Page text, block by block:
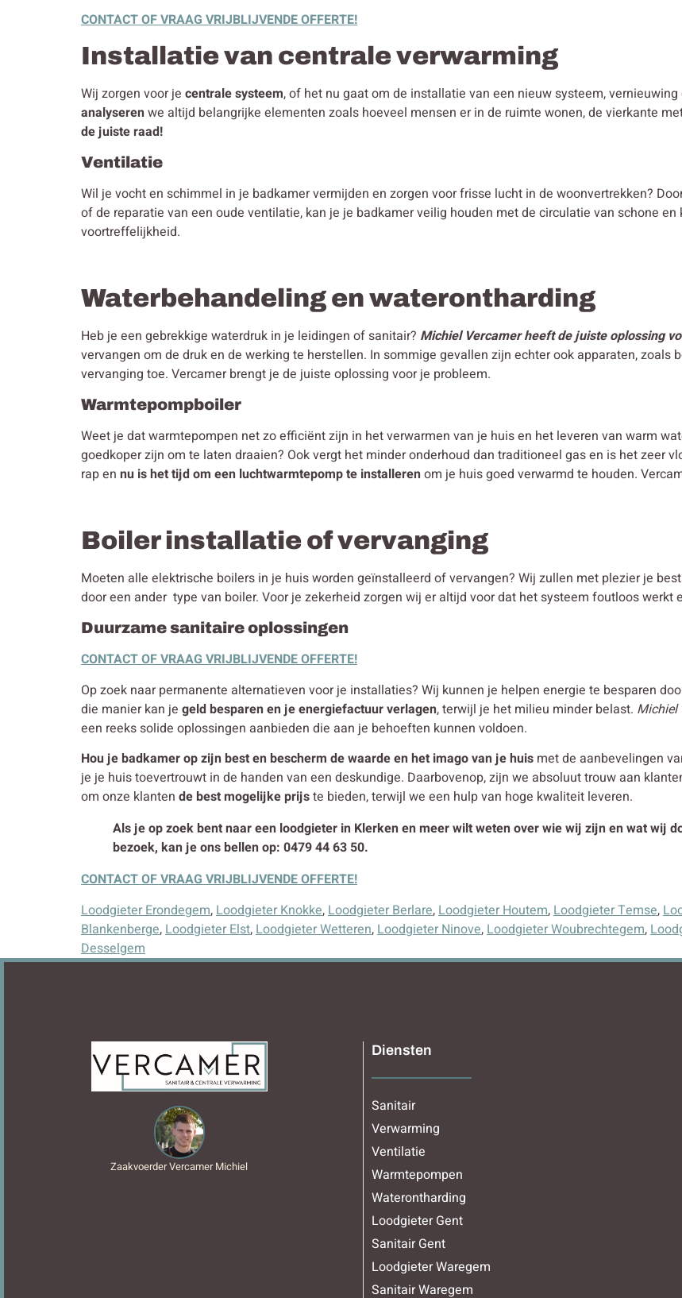
CONTACT OF VRAAG VRIJBLIJVENDE OFFERTE!
Installatie van centrale verwarming
Wij zorgen voor je centrale systeem, of het nu gaat om de installatie van een nieuw systeem,
analyserenwe altijd belangrijke elementen zoals hoeveel mensen er in de ruimte wonen, de vierkante
de juiste raad!
Ventilatie
Wil je vocht en schimmel in je badkamer vermijden en zorgen voor frisse lucht in de woonvertrekken?
of de reparatie van een oude ventilatie, kan je je badkamer veilig houden met de circulatie van schone
voortreffelijkheid.
Waterbehandeling en waterontharding
Heb je een gebrekkige waterdruk in je leidingen of sanitair? Michiel Vercamer heeft de juiste oplossing
vervangen om de druk en de werking te herstellen. In sommige gevallen zijn echter ook apparaten, zoals
vervanging toe. Vercamer brengt je de juiste oplossing voor je probleem.
Warmtepompboiler
Weet je dat warmtepompen net zo efficiënt zijn in het verwarmen van je huis en het leveren van warm
goedkoper zijn om te laten draaien? Ook vergt het minder onderhoud dan traditioneel gas en is het zeer
rap en nu is het tijd om een luchtwarmtepomp te installerenom je huis goed verwarmd te houden.
Boiler installatie of vervanging
Moeten alle elektrische boilers in je huis worden geïnstalleerd of vervangen? Wij zullen met plezier je
door een ander type van boiler. Voor je zekerheid zorgen wij er altijd voor dat het systeem foutloos
Duurzame sanitaire oplossingen
CONTACT OF VRAAG VRIJBLIJVENDE OFFERTE!
Op zoek naar permanente alternatieven voor je installaties? Wij kunnen je helpen energie te besparen
die manier kan je geld besparen en je energiefactuur verlagen, terwijl je het milieu minder belast. Michiel
een reeks solide oplossingen aanbieden die aan je behoeften kunnen voldoen.
Hou je badkamer op zijn best en bescherm de waarde en het imago van je huis met de aanbevelingen
je je huis toevertrouwt in de handen van een deskundige. Daarbovenop, zijn we absoluut trouw aan
om onze klanten de best mogelijke prijste bieden, terwijl we een hulp van hoge kwaliteit leveren.
Als je op zoek bent naar een loodgieter in Klerken en meer wilt weten over wie wij zijn en wat wij
bezoek, kan je ons bellen op: 0479 44 63 50.
CONTACT OF VRAAG VRIJBLIJVENDE OFFERTE!
Loodgieter Erondegem, Loodgieter Knokke, Loodgieter Berlare, Loodgieter Houtem, Loodgieter Temse,
Blankenberge, Loodgieter Elst, Loodgieter Wetteren, Loodgieter Ninove, Loodgieter Woubrechtegem,
Desselgem
Zaakvoerder Vercamer Michiel
Diensten
Sanitair
Verwarming
Ventilatie
Warmtepompen
Waterontharding
Loodgieter Gent
Sanitair Gent
Loodgieter Waregem
Sanitair Waregem